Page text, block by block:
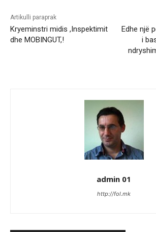
Artikulli paraprak
Kryeminstri midis ,Inspektimit
dhe MOBINGUT,!
Edhe një
i
admin 01
http://fol.mk